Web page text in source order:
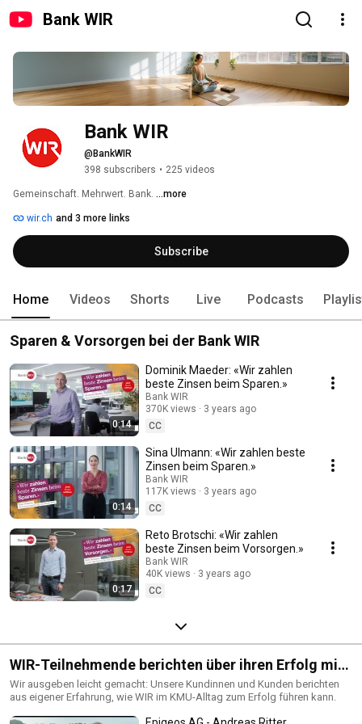
Bank WIR
Bank WIR
@BankWIR
398 subscribers • 225 videos
Gemeinschaft. Mehrwert. Bank. ...more
wir.ch and 3 more links
Subscribe
Home Videos Shorts Live Podcasts
Sparen & Vorsorgen bei der Bank WIR
0:14
Dominik Maeder: «Wir zahlen
beste Zinsen beim Sparen.»
Bank WIR
370K views
3 years ago
CC
0:14
Sina Ulmann: «Wir zahlen beste
Zinsen beim Sparen.»
Bank WIR
117K views
3 years ago
CC
0:17
Reto Brotschi: «Wir zahlen
beste Zinsen beim Vorsorgen.»
Bank WIR
40K views
3 years ago
CC
WIR-Teilnehmende berichten über ihren Erfolg mit
WIR
Wir ausgeben leicht gemacht: Unsere Kundinnen und Kunden berichten
aus eigener Erfahrung, wie WIR im KMU-Alltag zum Erfolg führen kann.